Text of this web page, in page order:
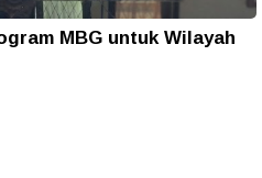
MBG untuk Wilayah